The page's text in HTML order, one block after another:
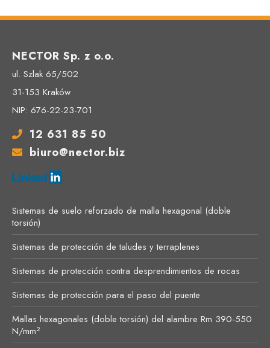
NECTOR Sp. z o.o.
ul. Szlak 65/502
31-153 Kraków
NIP: 676-22-23-701
12 631 85 50
biuro@nector.biz
Sistemas de suelo reforzado de malla hexagonal (doble
torsión)
Sistemas de protección de taludes y terraplenes
Sistemas de protección contra desprendimientos de rocas
Sistemas de protección para el paso del puente
Mallas hexagonales (doble torsión) del alambre Rm 390-550
N/mm2